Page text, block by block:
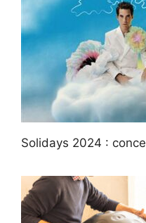
Solidays 2024 :